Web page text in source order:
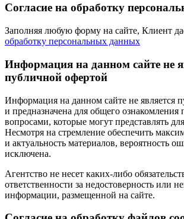
Согласие на обработку
Заполняя любую форму на сайте, Клиент
обработку персональных данных
Информация на данном сайте не
публичной офертой
Информация на данном сайте не является
и предназначена для общего ознакомления
вопросами, которые могут представлять
Несмотря на стремление обеспечить
и актуальность материалов, вероятность
исключена.
Агентство не несет каких-либо
ответственности за недостоверность или
информации, размещенной на сайте.